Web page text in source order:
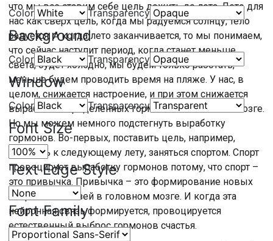
Color Transparency
Background
Color Transparency
Window
Color Transparency
Font Size
Text Edge Style
Font Family
что мы все ставим себе цель дожить до лета. Лето для
нас как сверх цель, когда мы радуемся солнцу, тело
радуется. А когда лето заканчивается, то мы понимаем,
что сейчас наступит период, когда станет меньше
света, будет холодно, мы будем только работать,
меньше будем проводить время на пляже. У нас, в
целом, снижается настроение, и при этом снижается
выработка определенных гормонов в головном мозге.
Но мы можем немного подстегнуть выработку
гормонов. Во-первых, поставить цель, например,
похудеть к следующему лету, заняться спортом. Спорт
провоцирует выработку гормонов потому, что спорт –
это привычка. Привычка – это формирование новых
нейронных связей в головном мозге. И когда эта
нейронная связь формируется, провоцируется
естественный выброс гормонов счастья.